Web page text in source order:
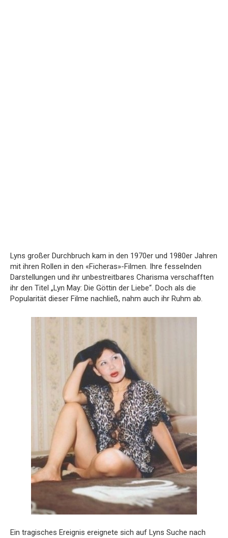
Lyns großer Durchbruch kam in den 1970er und 1980er Jahren
mit ihren Rollen in den «Ficheras»-Filmen. Ihre fesselnden
Darstellungen und ihr unbestreitbares Charisma verschafften
ihr den Titel „Lyn May: Die Göttin der Liebe“. Doch als die
Popularität dieser Filme nachließ, nahm auch ihr Ruhm ab.
Ein tragisches Ereignis ereignete sich auf Lyns Suche nach